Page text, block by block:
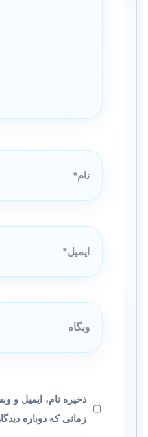
نام*
ایمیل*
وبگاه
ذخیره نام، ایمیل و
زمانی که دوباره